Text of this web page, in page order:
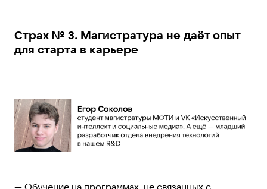
Страх № 3. Магистратура не даёт опыт
для старта в карьере
— Обучение на программах, не связанных с